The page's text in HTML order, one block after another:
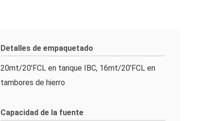
Detalles de empaquetado
20mt/20'FCL en tanque IBC, 16mt/20'FCL en
tambores de hierro
Capacidad de la fuente